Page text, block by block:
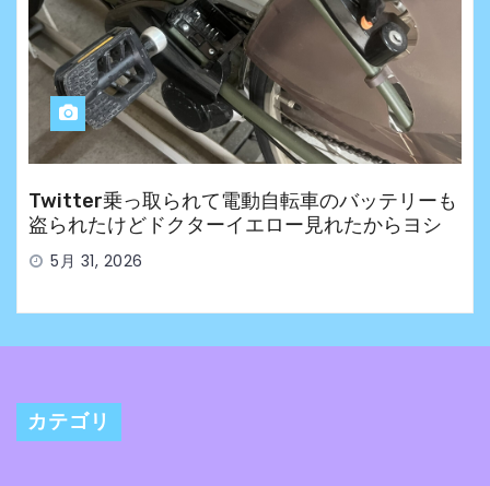
Twitter乗っ取られて電動自転車のバッテリーも
盗られたけどドクターイエロー見れたからヨシ
5月 31, 2026
カテゴリ